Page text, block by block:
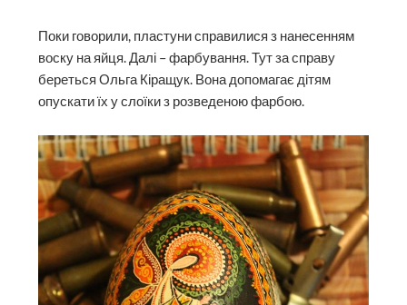
Поки говорили, пластуни справилися з нанесенням
воску на яйця. Далі – фарбування. Тут за справу
береться Ольга Кіращук. Вона допомагає дітям
опускати їх у слоїки з розведеною фарбою.